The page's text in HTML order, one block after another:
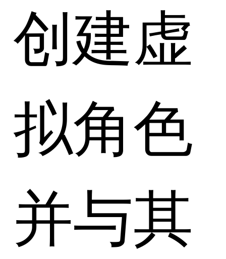
创建虚
拟角色
并与其